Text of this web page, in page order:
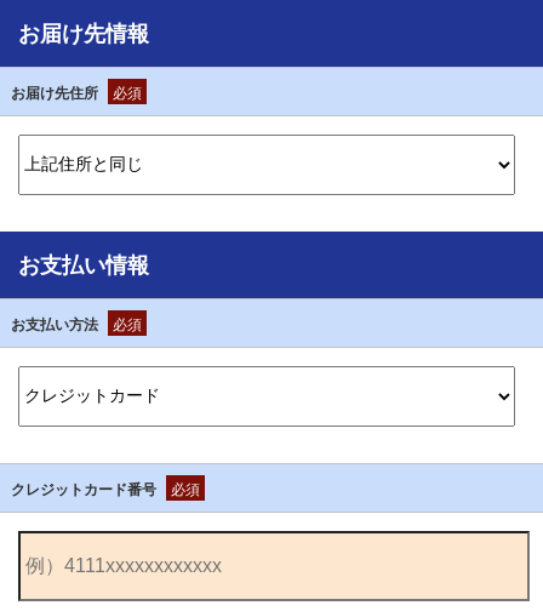
お届け先情報
お届け先住所 必須
お支払い情報
お支払い方法 必須
クレジットカード番号 必須